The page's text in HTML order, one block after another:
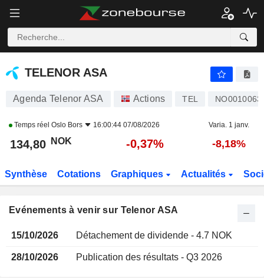
TELENOR ASA
TELENOR ASA
Agenda Telenor ASA Actions TEL
Temps réel Oslo Bors 16:00:44 07/08/2026 Varia. 1 janv.
134,80 NOK -0,37% -8,18%
Synthèse Cotations Graphiques Actualités
Evénements à venir sur Telenor ASA
15/10/2026 Détachement de dividende - 4.7 NOK
28/10/2026 Publication des résultats - Q3 2026